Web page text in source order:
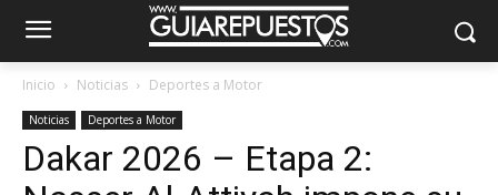
Inicio Noticias Deportes a Motor
Noticias Deportes a Motor
Dakar 2026 – Etapa 2: